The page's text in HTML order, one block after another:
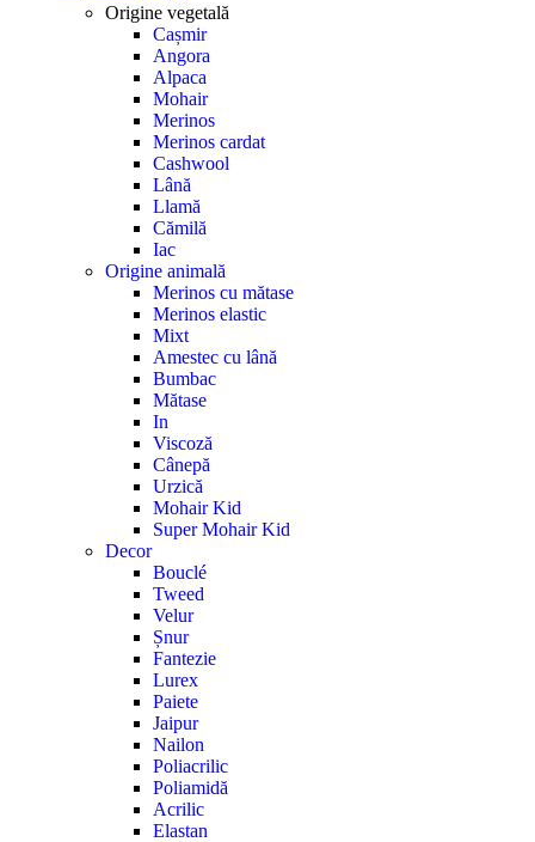
Origine vegetală
Cașmir
Angora
Alpaca
Mohair
Merinos
Merinos cardat
Cashwool
Lână
Llamă
Cămilă
Iac
Origine animală
Merinos cu mătase
Merinos elastic
Mixt
Amestec cu lână
Bumbac
Mătase
In
Viscoză
Cânepă
Urzică
Mohair Kid
Super Mohair Kid
Decor
Bouclé
Tweed
Velur
Șnur
Fantezie
Lurex
Paiete
Jaipur
Nailon
Poliacrilic
Poliamidă
Acrilic
Elastan